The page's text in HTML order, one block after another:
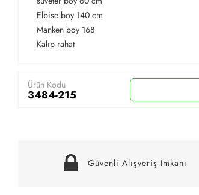
Elbise boy 140 cm
Manken boy 168
Kalıp rahat
Ürün Kodu
3484-215
Güvenli Alışveriş İmkanı